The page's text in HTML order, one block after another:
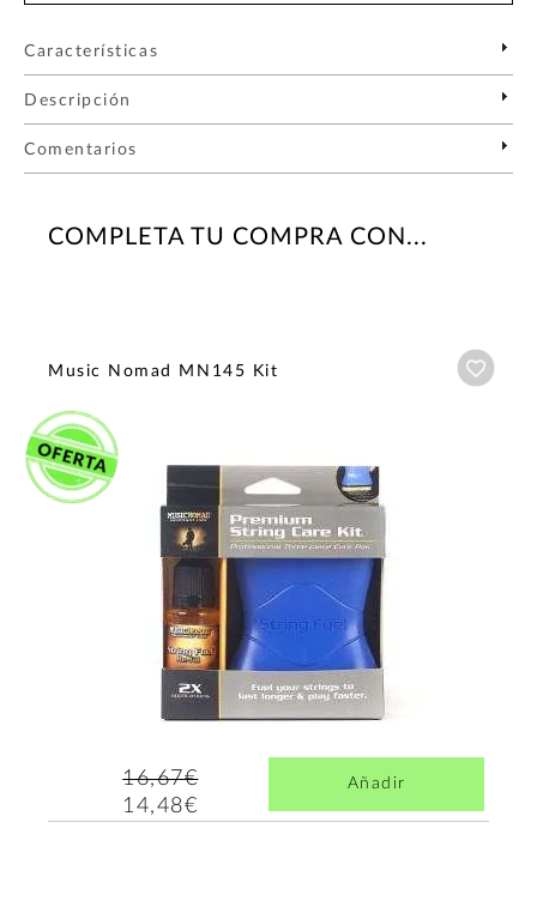
Características
Descripción
Comentarios
COMPLETA TU COMPRA CON...
Music Nomad MN145 Kit
16,67€
14,48€
Añadir